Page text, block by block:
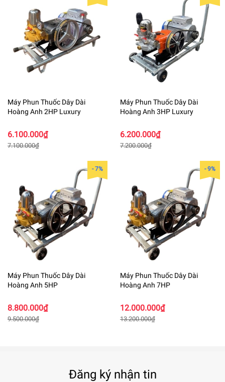
Máy Phun Thuốc Dây Dài
Hoàng Anh 2HP Luxury
6.100.000₫
7.100.000₫
Máy Phun Thuốc Dây Dài
Hoàng Anh 3HP Luxury
6.200.000₫
7.200.000₫
- 7%
Máy Phun Thuốc Dây Dài
Hoàng Anh 5HP
8.800.000₫
9.500.000₫
- 9%
Máy Phun Thuốc Dây Dài
Hoàng Anh 7HP
12.000.000₫
13.200.000₫
Đăng ký nhận tin